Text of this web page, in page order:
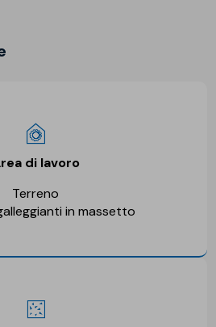
di lavoro
Terreno
in massetto